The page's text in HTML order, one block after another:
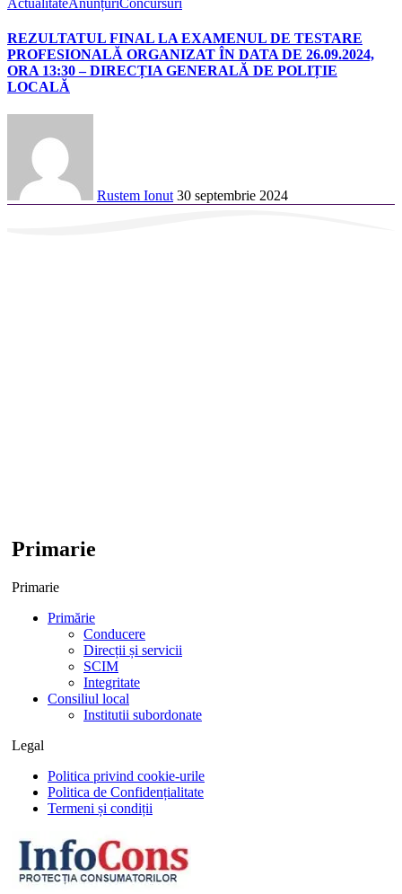
REZULTATUL FINAL LA EXAMENUL DE TESTARE
PROFESIONALĂ ORGANIZAT ÎN DATA DE 26.09.2024,
ORA 13:30 – DIRECȚIA GENERALĂ DE POLIȚIE
LOCALĂ
Rustem Ionut 30 septembrie 2024
Primarie
Primarie
Primărie
Conducere
Direcții și servicii
SCIM
Integritate
Consiliul local
Institutii subordonate
Legal
Politica privind cookie-urile
Politica de Confidențialitate
Termeni și condiții